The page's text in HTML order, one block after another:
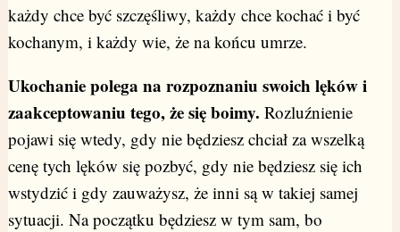
każdy chce być szczęśliwy, każdy chce kochać i być
kochanym, i każdy wie, że na końcu umrze.
Ukochanie polega na rozpoznaniu swoich lęków i
zaakceptowaniu tego, że się boimy. Rozluźnienie
pojawi się wtedy, gdy nie będziesz chciał za wszelką
cenę tych lęków się pozbyć, gdy nie będziesz się ich
wstydzić i gdy zauważysz, że inni są w takiej samej
sytuacji. Na początku będziesz w tym sam, bo